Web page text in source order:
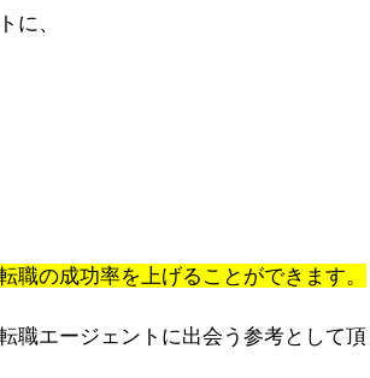
に、
の成功率を上げることができます。
職エージェントに出会う参考として頂